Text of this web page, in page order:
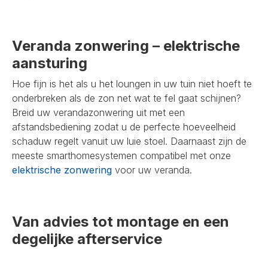
Veranda zonwering – elektrische
aansturing
Hoe fijn is het als u het loungen in uw tuin niet hoeft te
onderbreken als de zon net wat te fel gaat schijnen?
Breid uw verandazonwering uit met een
afstandsbediening zodat u de perfecte hoeveelheid
schaduw regelt vanuit uw luie stoel. Daarnaast zijn de
meeste smarthomesystemen compatibel met onze
elektrische zonwering voor uw veranda.
Van advies tot montage en een
degelijke afterservice